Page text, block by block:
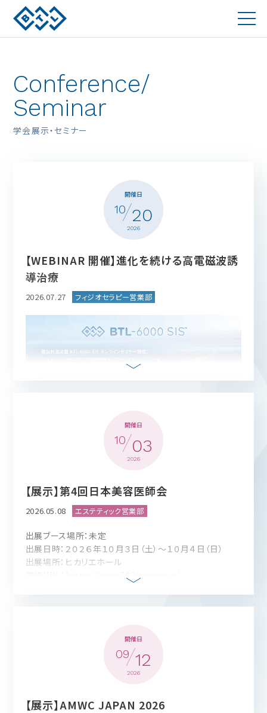
Conference/
Seminar
学会展示・セミナー
開催日
10 20
2026
【WEBINAR 開催】進化を続ける高電磁波誘
導治療
2026.07.27
開催日
10 03
2026
【展示】第4回日本美容医師会
2026.05.08
出展ブース場所：未定
出展日時：２０２６年１０月３日（土）～１０月４日（日）
出展場所：ヒカリエホール
https://jcma2026.umin.jp/
開催日
09 12
2026
【展示】AMWC JAPAN 2026